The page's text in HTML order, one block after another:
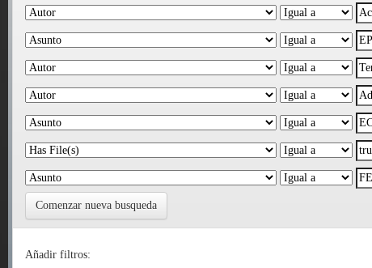
Comenzar nueva busqueda
Añadir filtros: